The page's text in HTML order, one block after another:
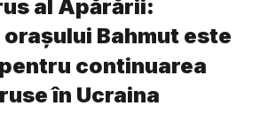
al Apărării:
Bahmut este
continuarea
în Ucraina